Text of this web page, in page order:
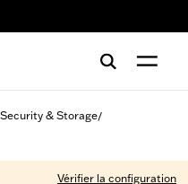
Security & Storage/
Vérifier la configuration